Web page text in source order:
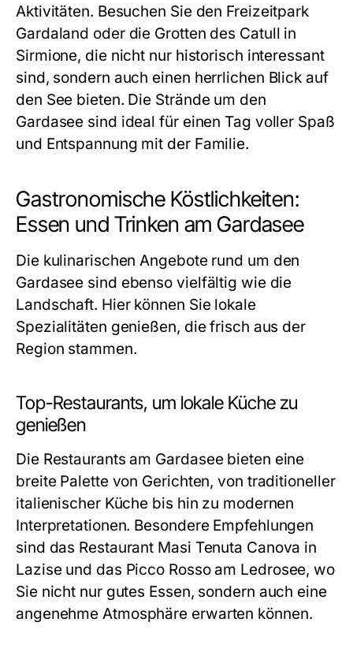
Aktivitäten. Besuchen Sie den Freizeitpark
Gardaland oder die Grotten des Catull in
Sirmione, die nicht nur historisch interessant
sind, sondern auch einen herrlichen Blick auf
den See bieten. Die Strände um den
Gardasee sind ideal für einen Tag voller Spaß
und Entspannung mit der Familie.
Gastronomische Köstlichkeiten:
Essen und Trinken am Gardasee
Die kulinarischen Angebote rund um den
Gardasee sind ebenso vielfältig wie die
Landschaft. Hier können Sie lokale
Spezialitäten genießen, die frisch aus der
Region stammen.
Top-Restaurants, um lokale Küche zu
genießen
Die Restaurants am Gardasee bieten eine
breite Palette von Gerichten, von traditioneller
italienischer Küche bis hin zu modernen
Interpretationen. Besondere Empfehlungen
sind das Restaurant Masi Tenuta Canova in
Lazise und das Picco Rosso am Ledrosee, wo
Sie nicht nur gutes Essen, sondern auch eine
angenehme Atmosphäre erwarten können.